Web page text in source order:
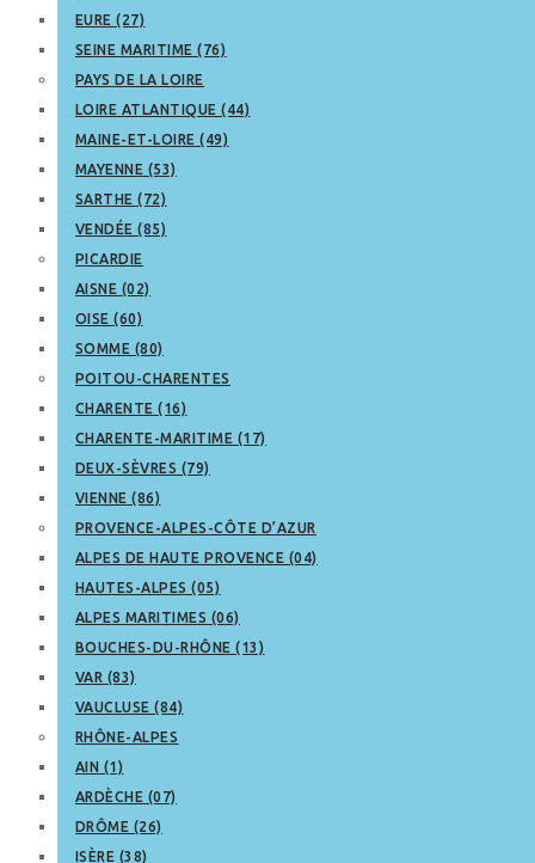
EURE (27)
SEINE MARITIME (76)
PAYS DE LA LOIRE
LOIRE ATLANTIQUE (44)
MAINE-ET-LOIRE (49)
MAYENNE (53)
SARTHE (72)
VENDÉE (85)
PICARDIE
AISNE (02)
OISE (60)
SOMME (80)
POITOU-CHARENTES
CHARENTE (16)
CHARENTE-MARITIME (17)
DEUX-SÈVRES (79)
VIENNE (86)
PROVENCE-ALPES-CÔTE D’AZUR
ALPES DE HAUTE PROVENCE (04)
HAUTES-ALPES (05)
ALPES MARITIMES (06)
BOUCHES-DU-RHÔNE (13)
VAR (83)
VAUCLUSE (84)
RHÔNE-ALPES
AIN (1)
ARDÈCHE (07)
DRÔME (26)
ISÈRE (38)